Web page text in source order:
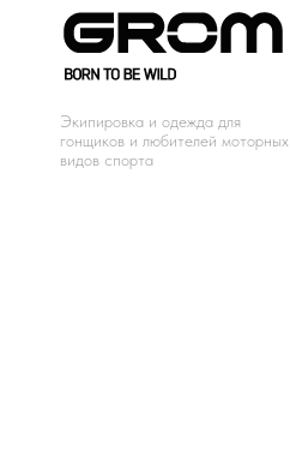
Экипировка и одежда для
гонщиков и любителей моторных
видов спорта